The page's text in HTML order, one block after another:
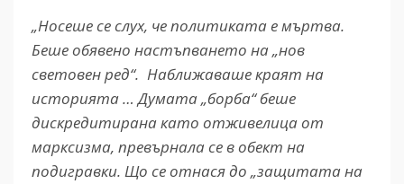
„Носеше се слух, че политиката е мъртва.
Беше обявено настъпването на „нов
световен ред“. Наближаваше краят на
историята … Думата „борба“ беше
дискредитирана като отживелица от
марксизма, превърнала се в обект на
подигравки. Що се отнася до „защитата на